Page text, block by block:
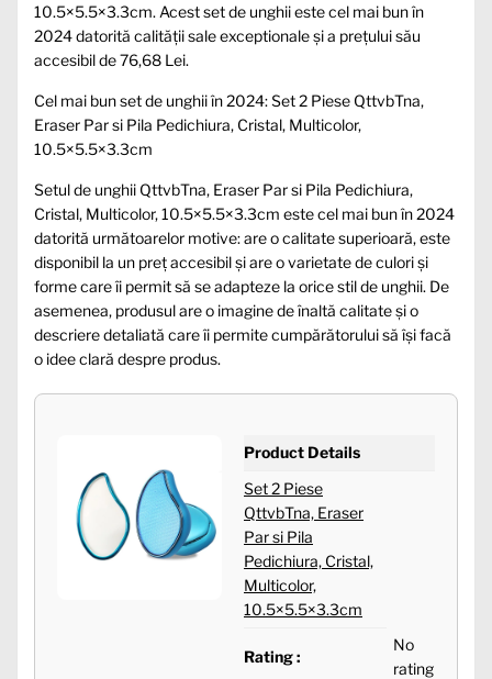
10.5×5.5×3.3cm. Acest set de unghii este cel mai bun în
2024 datorită calității sale exceptionale și a prețului său
accesibil de 76,68 Lei.
Cel mai bun set de unghii în 2024: Set 2 Piese QttvbTna,
Eraser Par si Pila Pedichiura, Cristal, Multicolor,
10.5×5.5×3.3cm
Setul de unghii QttvbTna, Eraser Par si Pila Pedichiura,
Cristal, Multicolor, 10.5×5.5×3.3cm este cel mai bun în 2024
datorită următoarelor motive: are o calitate superioară, este
disponibil la un preț accesibil și are o varietate de culori și
forme care îi permit să se adapteze la orice stil de unghii. De
asemenea, produsul are o imagine de înaltă calitate și o
descriere detaliată care îi permite cumpărătorului să își facă
o idee clară despre produs.
Product Details
Set 2 Piese
QttvbTna, Eraser
Par si Pila
Pedichiura, Cristal,
Multicolor,
10.5×5.5×3.3cm
Rating :
No
rating